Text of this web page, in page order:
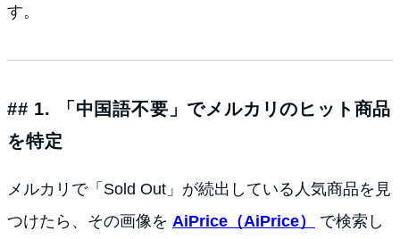
す。
## 1. 「中国語不要」でメルカリのヒット商品
を特定
メルカリで「Sold Out」が続出している人気商品を見
つけたら、その画像を AiPrice（AiPrice）
で検索し